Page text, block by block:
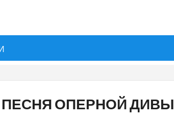
ПЕСНЯ ОПЕРНОЙ ДИВЫ